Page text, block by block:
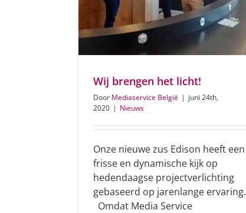
Wij brengen het licht!
Door Mediaservice België | juni 24th,
2020 | Nieuws
Onze nieuwe zus Edison heeft een
frisse en dynamische kijk op
hedendaagse projectverlichting
gebaseerd op jarenlange ervaring.
Omdat Media Service